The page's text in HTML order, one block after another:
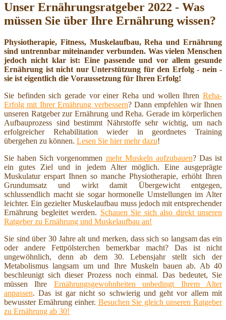
Unser Ernährungsratgeber 2022 - Was
müssen Sie über Ihre Ernährung wissen?
Physiotherapie, Fitness, Muskelaufbau, Reha und Ernährung
sind untrennbar miteinander verbunden. Was vielen Menschen
jedoch nicht klar ist: Eine passende und vor allem gesunde
Ernährung ist nicht nur Unterstützung für den Erfolg - nein -
sie ist eigentlich die Voraussetzung für Ihren Erfolg!
Sie befinden sich gerade vor einer Reha und wollen Ihren Reha-
Erfolg mit Ihrer Ernährung verbessern? Dann empfehlen wir Ihnen
unseren Ratgeber zur Ernährung und Reha. Gerade im körperlichen
Aufbauprozess sind bestimmt Nährstoffe sehr wichtig, um nach
erfolgreicher Rehabilitation wieder in geordnetes Training
übergehen zu können. Lesen Sie hier mehr dazu!
Sie haben Sich vorgenommen mehr Muskeln aufzubauen? Das ist
ein gutes Ziel und in jedem Alter möglich. Eine ausgeprägte
Muskulatur erspart Ihnen so manche Physiotherapie, erhöht Ihren
Grundumsatz und wirkt damit Übergewicht entgegen,
schlussendlich macht sie sogar hormonelle Umstellungen im Alter
leichter. Ein gezielter Muskelaufbau muss jedoch mit entsprechender
Ernährung begleitet werden. Schauen Sie sich also direkt unseren
Ratgeber zu Ernährung und Muskelaufbau an!
Sie sind über 30 Jahre alt und merken, dass sich so langsam das ein
oder andere Fettpölsterchen bemerkbar macht? Das ist nicht
ungewöhnlich, denn ab dem 30. Lebensjahr stellt sich der
Metabolismus langsam um und Ihre Muskeln bauen ab. Ab 40
beschleunigt sich dieser Prozess noch einmal. Das bedeutet, Sie
müssen Ihre Ernährungsgewohnheiten unbedingt Ihrem Alter
anpassen. Das ist gar nicht so schwierig und geht vor allem mit
bewusster Ernährung einher. Besuchen Sie gleich unseren Ratgeber
zu Ernährung ab 30!